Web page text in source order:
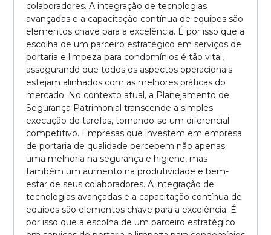
colaboradores. A integração de tecnologias
avançadas e a capacitação contínua de equipes são
elementos chave para a excelência. É por isso que a
escolha de um parceiro estratégico em serviços de
portaria e limpeza para condomínios é tão vital,
assegurando que todos os aspectos operacionais
estejam alinhados com as melhores práticas do
mercado. No contexto atual, a Planejamento de
Segurança Patrimonial transcende a simples
execução de tarefas, tornando-se um diferencial
competitivo. Empresas que investem em empresa
de portaria de qualidade percebem não apenas
uma melhoria na segurança e higiene, mas
também um aumento na produtividade e bem-
estar de seus colaboradores. A integração de
tecnologias avançadas e a capacitação contínua de
equipes são elementos chave para a excelência. É
por isso que a escolha de um parceiro estratégico